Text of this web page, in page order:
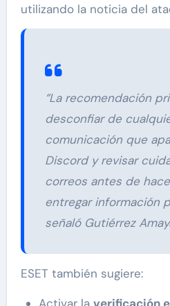
utilizando la noticia del
“La recomendación
desconfiar de
comunicación que
Discord y revisar
correos antes de
entregar información
señaló Gutiérrez
ESET también sugiere: